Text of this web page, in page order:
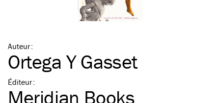
Auteur:
Ortega Y Gasset
Éditeur:
Meridian Books